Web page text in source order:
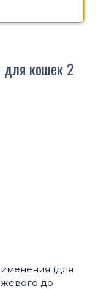
для кошек 2
(для
до